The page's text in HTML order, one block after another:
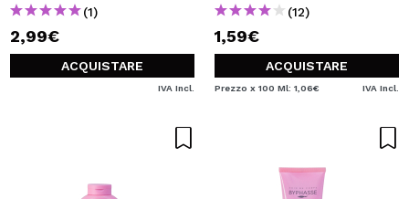
(1)
2,99€
ACQUISTARE
IVA Incl.
(12)
1,59€
ACQUISTARE
Prezzo x 100 Ml: 1,06€ IVA Incl.